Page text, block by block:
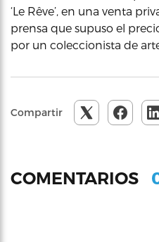
‘Le Rêve’, en una venta
prensa que supuso el
por un coleccionista de
Compartir
COMENTARIOS